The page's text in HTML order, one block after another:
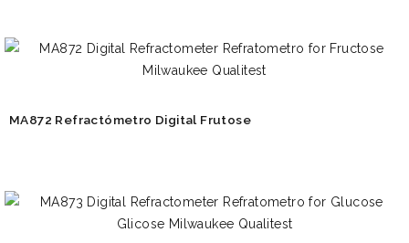
MA872 Refractómetro Digital Frutose